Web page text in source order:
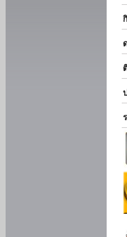
กิ
ด
ติ
ป
ร